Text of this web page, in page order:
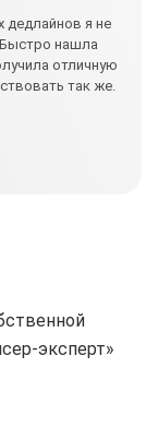
дедлайнов я не
нашла
отличную
так же.
эксперт»